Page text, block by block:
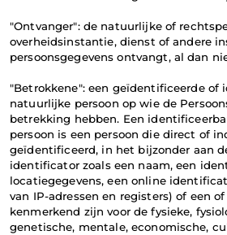
"Ontvanger": de natuurlijke of
overheidsinstantie, dienst of andere
persoonsgegevens ontvangt, al dan
"Betrokkene": een geïdentificeerde of
natuurlijke persoon op wie de
betrekking hebben. Een
persoon is een persoon die direct of
geïdentificeerd, in het bijzonder aan
identificator zoals een naam, een
locatiegegevens, een online
van IP-adressen en registers) of een
kenmerkend zijn voor de fysieke,
genetische, mentale, economische,